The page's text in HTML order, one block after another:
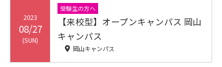
2023
08/27
(SUN)
受験生の方へ
【来校型】オープンキャンパス 岡山
キャンパス
岡山キャンパス